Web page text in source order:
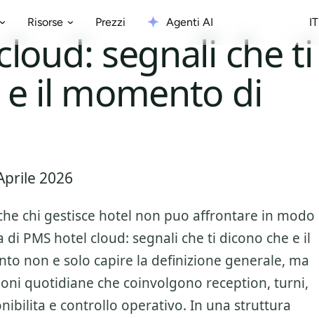
Risorse Prezzi Agenti AI IT
segnali che ti
il momento di
2026
chi gestisce hotel non puo affrontare in modo
di PMS hotel cloud: segnali che ti dicono che e il
non e solo capire la definizione generale, ma
quotidiane che coinvolgono reception, turni,
e controllo operativo. In una struttura